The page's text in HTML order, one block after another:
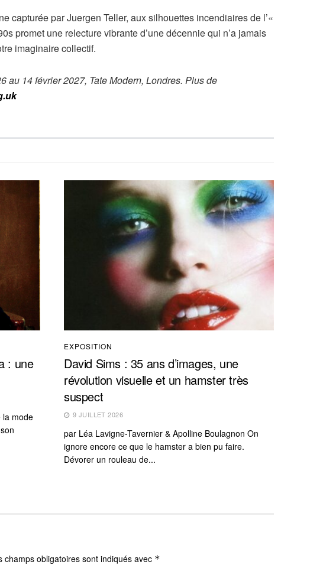
capturée par Juergen Teller, aux silhouettes incendiaires de l’«
promet une relecture vibrante d’une décennie qui n’a jamais
imaginaire collectif.
au 14 février 2027, Tate Modern, Londres. Plus de
: une
la mode
EXPOSITION
David Sims : 35 ans d’images, une
révolution visuelle et un hamster très
suspect
9 JUILLET 2026
par Léa Lavigne-Tavernier & Apolline Boulagnon On
ignore encore ce que le hamster a bien pu faire.
Dévorer un rouleau de...
champs obligatoires sont indiqués avec *